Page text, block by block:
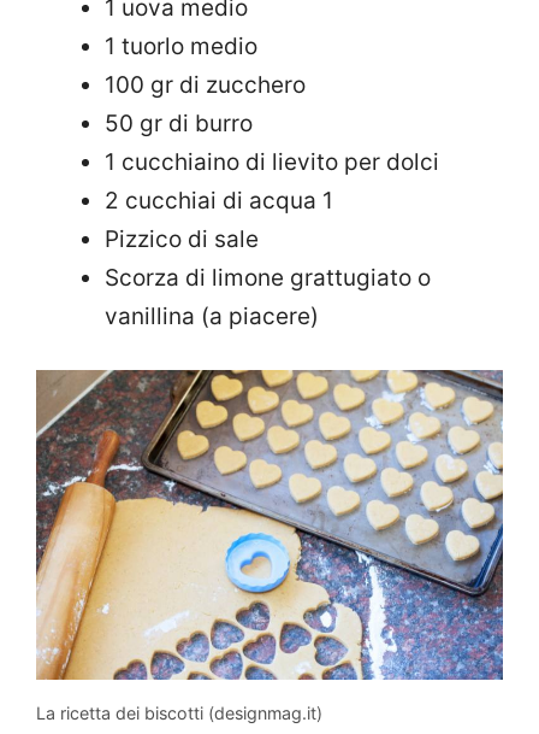
1 uova medio
1 tuorlo medio
100 gr di zucchero
50 gr di burro
1 cucchiaino di lievito per dolci
2 cucchiai di acqua 1
Pizzico di sale
Scorza di limone grattugiato o
vanillina (a piacere)
La ricetta dei biscotti (designmag.it)